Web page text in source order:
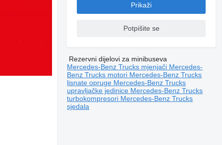
Prikaži
Potpišite se
Rezervni dijelovi za minibuseva
Mercedes-Benz Trucks mjenjači Mercedes-
Benz Trucks motori Mercedes-Benz Trucks
lisnate opruge Mercedes-Benz Trucks
upravljačke jedinice Mercedes-Benz Trucks
turbokompresori Mercedes-Benz Trucks
sjedala